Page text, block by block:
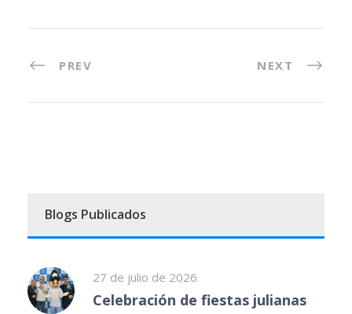
PREV NEXT
Blogs Publicados
27 de julio de 2026
Celebración de fiestas julianas